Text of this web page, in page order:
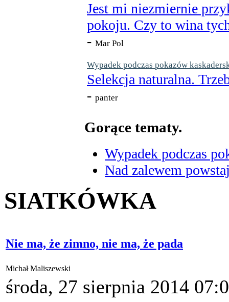
Jest mi niezmiernie
pokoju. Czy to wina
- Mar Pol
Wypadek podczas pokazów
Selekcja naturalna.
- panter
Gorące tematy.
Wypadek podczas
Nad zalewem
SIATKÓWKA
Nie ma, że zimno, nie ma, że pada
Michał Maliszewski
środa, 27 sierpnia 2014